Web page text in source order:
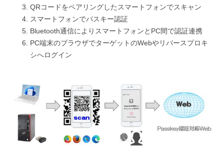
QRコードをペアリングしたスマートフォンでスキャン
スマートフォンでパスキー認証
Bluetooth通信によりスマートフォンとPC間で認証連携
PC端末のブラウザでターゲットのWebやリバースプロキ
シへログイン